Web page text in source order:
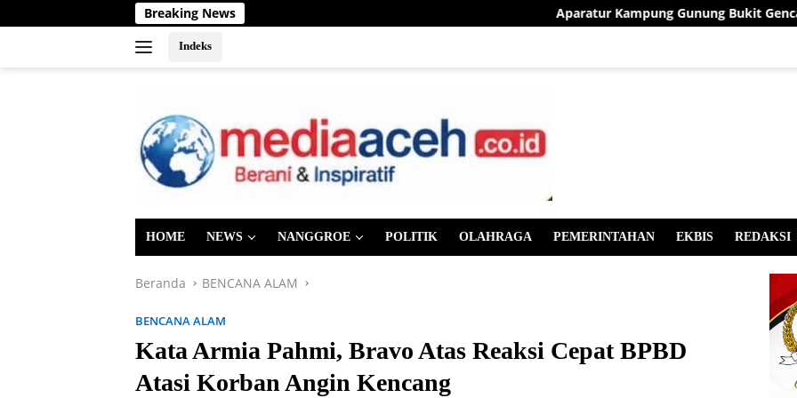
ke
Breaking News Aparatur Kampung Gunung Bukit Gencarkan
Indeks
HOME NEWS NANGGROE POLITIK OLAHRAGA PEMERINTAHAN EKBIS REDAKSI
Beranda BENCANA ALAM
BENCANA ALAM
Kata Armia Pahmi, Bravo Atas Reaksi Cepat BPBD
Atasi Korban Angin Kencang